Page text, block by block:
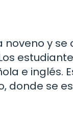
y se
e inglés.
donde se